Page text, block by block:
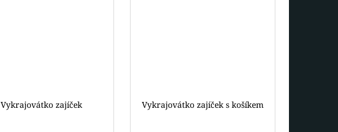
Vykrajovátko zajíček Vykrajovátko zajíček s košíkem